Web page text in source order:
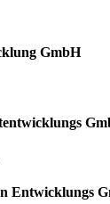
GmbH
Entwicklungs